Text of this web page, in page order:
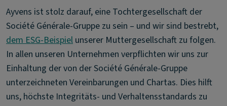
Ayvens ist stolz darauf, eine Tochtergesellschaft der
Société Générale-Gruppe zu sein – und wir sind bestrebt,
dem ESG-Beispiel unserer Muttergesellschaft zu folgen.
In allen unseren Unternehmen verpflichten wir uns zur
Einhaltung der von der Société Générale-Gruppe
unterzeichneten Vereinbarungen und Chartas. Dies hilft
uns, höchste Integritäts- und Verhaltensstandards zu